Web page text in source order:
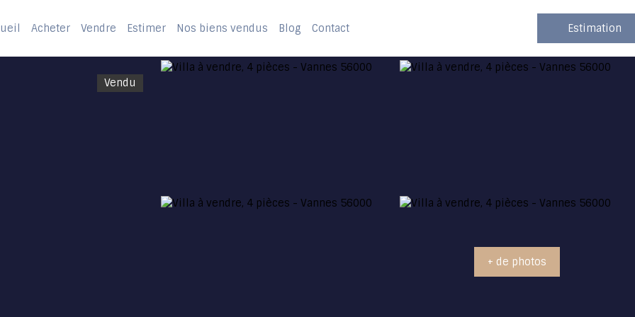
Acheter Vendre Estimer Nos biens vendus Blog Contact Estimation
Vendu
+ de photos